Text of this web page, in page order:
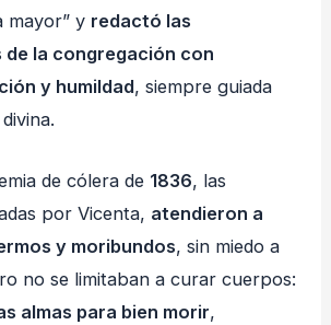
mayor” y redactó las
la congregación con
y humildad, siempre guiada
de cólera de 1836, las
por Vicenta, atendieron a
y moribundos, sin miedo a
no se limitaban a curar cuerpos:
almas para bien morir,